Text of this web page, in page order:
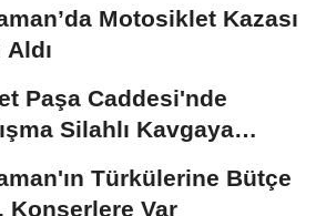
Motosiklet Kazası
Aldı
Paşa Caddesi'nde
Silahlı Kavgaya
Türkülerine Bütçe
Konserlere Var